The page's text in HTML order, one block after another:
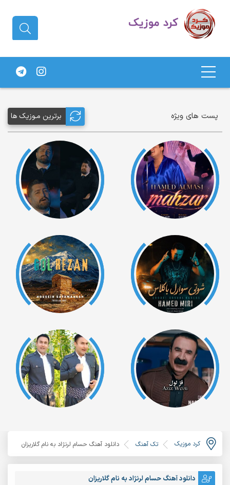
های کردی
پست های ویژه برترین مـوزیک ها
کرد موزیک تک آهنگ دانلود آهنگ حسام لرنژاد به نام گلاریزان
دانلود آهنگ حسام لرنژاد به نام گلاریزان